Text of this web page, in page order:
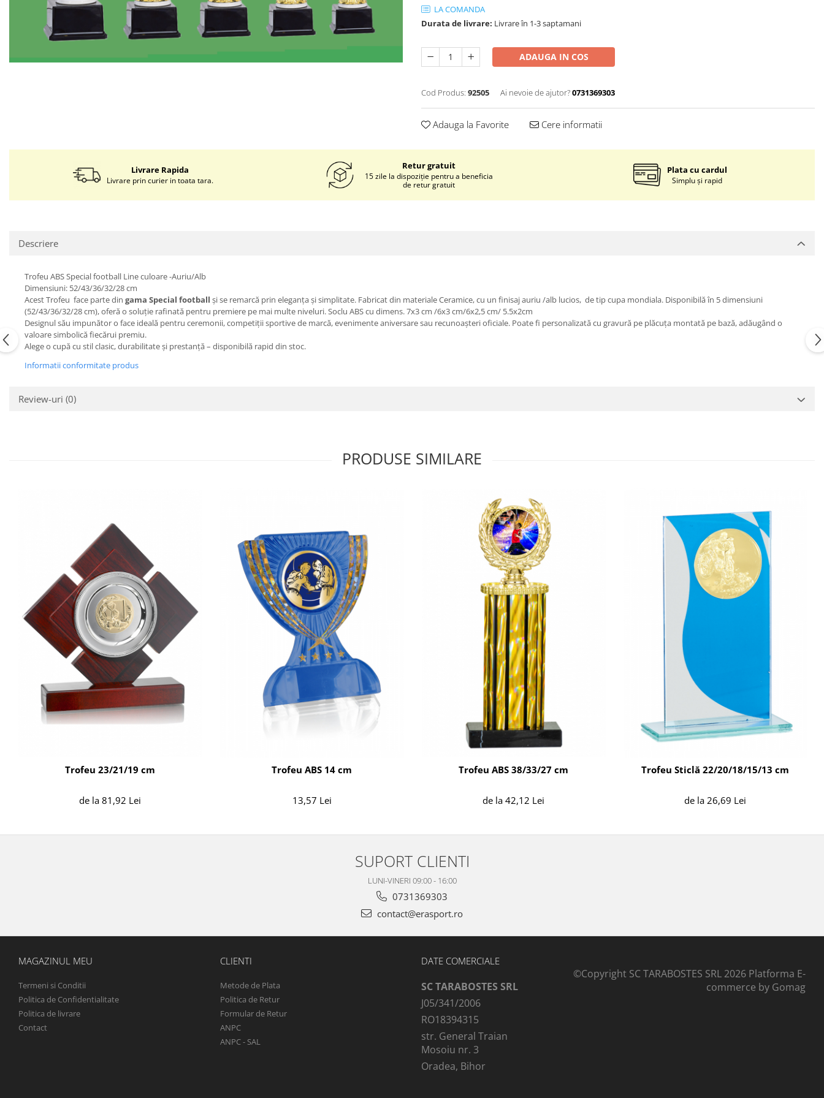
LA COMANDA
Durata de livrare: Livrare în 1-3 saptamani
ADAUGA IN COS
Cod Produs: 92505 Ai nevoie de ajutor?0731369303
Adauga la Favorite Cere informatii
Livrare Rapida
Livrare prin curier in toata tara.
Retur gratuit
15 zile la dispoziție pentru a beneficia
de retur gratuit
Plata cu cardul
Simplu și rapid
Descriere
Trofeu ABS Special football Line culoare -Auriu/Alb
Dimensiuni: 52/43/36/32/28 cm
Acest Trofeu face parte din gama Special football și se remarcă prin eleganța și simplitate. Fabricat din materiale Ceramice, cu un finisaj auriu /alb lucios, de tip cupa mondiala. Disponibilă în 5 dimensiuni
(52/43/36/32/28 cm), oferă o soluție rafinată pentru premiere pe mai multe niveluri. Soclu ABS cu dimens. 7x3 cm /6x3 cm/6x2,5 cm/ 5.5x2cm
Designul său impunător o face ideală pentru ceremonii, competiții sportive de marcă, evenimente aniversare sau recunoașteri oficiale. Poate fi personalizată cu gravură pe plăcuța montată pe bază, adăugând o
valoare simbolică fiecărui premiu.
Alege o cupă cu stil clasic, durabilitate și prestanță – disponibilă rapid din stoc.
Informatii conformitate produs
Review-uri (0)
PRODUSE SIMILARE
Trofeu 23/21/19 cm
de la 81,92 Lei
Trofeu ABS 14 cm
13,57 Lei
Trofeu ABS 38/33/27 cm
de la 42,12 Lei
Trofeu Sticlă 22/20/18/15/13 cm
de la 26,69 Lei
SUPORT CLIENTI
LUNI-VINERI 09:00 - 16:00
0731369303
contact@erasport.ro
MAGAZINUL MEU
Termeni si Conditii
Politica de Confidentialitate
Politica de livrare
Contact
CLIENTI
Metode de Plata
Politica de Retur
Formular de Retur
ANPC
ANPC - SAL
DATE COMERCIALE
SC TARABOSTES SRL
J05/341/2006
RO18394315
str. General Traian
Mosoiu nr. 3
Oradea, Bihor
©Copyright SC TARABOSTES SRL 2026 Platforma E-
commerce by Gomag